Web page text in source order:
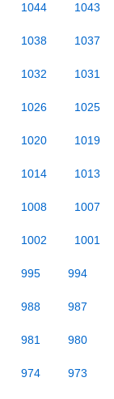
1044 1043
1038 1037
1032 1031
1026 1025
1020 1019
1014 1013
1008 1007
1002 1001
995 994
988 987
981 980
974 973